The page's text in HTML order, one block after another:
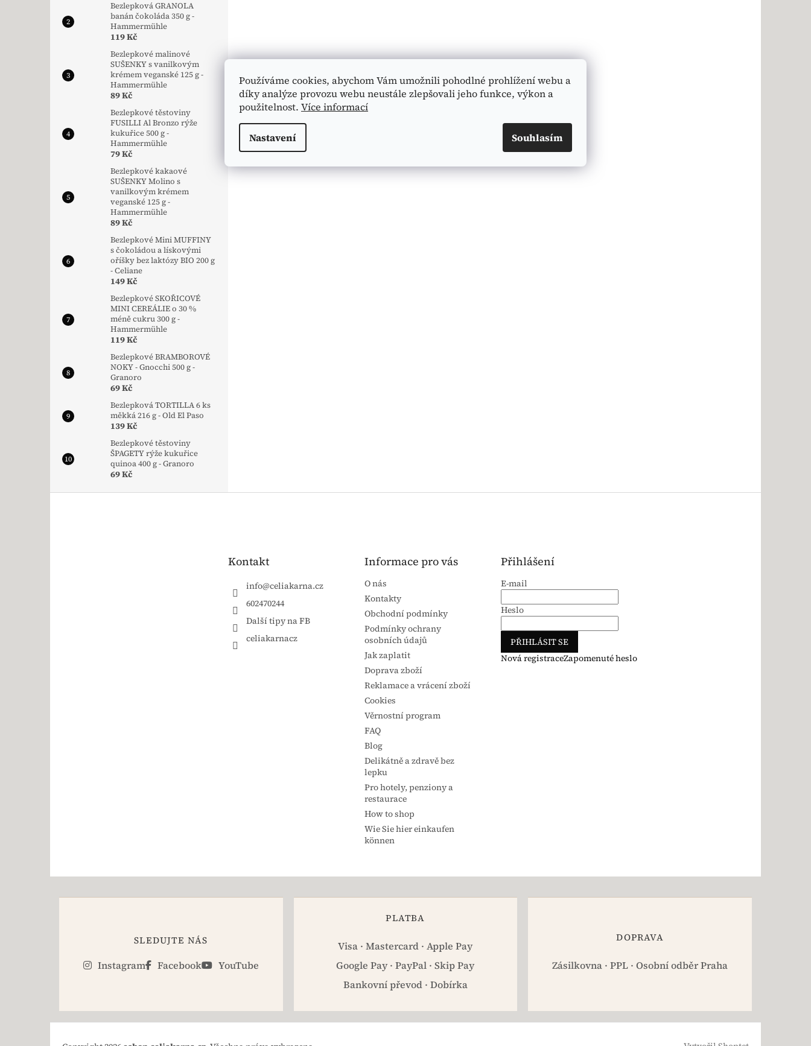
Používáme cookies, abychom Vám umožnili pohodlné prohlížení webu a
díky analýze provozu webu neustále zlepšovali jeho funkce, výkon a
použitelnost. Více informací
Nastavení Souhlasím
Bezlepková GRANOLA
banán čokoláda 350 g -
Hammermühle
119 Kč
Bezlepkové malinové
SUŠENKY s vanilkovým
krémem veganské 125 g -
Hammermühle
89 Kč
Bezlepkové těstoviny
FUSILLI Al Bronzo rýže
kukuřice 500 g -
Hammermühle
79 Kč
Bezlepkové kakaové
SUŠENKY Molino s
vanilkovým krémem
veganské 125 g -
Hammermühle
89 Kč
Bezlepkové Mini MUFFINY
s čokoládou a lískovými
oříšky bez laktózy BIO 200 g
- Celiane
149 Kč
Bezlepkové SKOŘICOVÉ
MINI CEREÁLIE o 30 %
méně cukru 300 g -
Hammermühle
119 Kč
Bezlepkové BRAMBOROVÉ
NOKY - Gnocchi 500 g -
Granoro
69 Kč
Bezlepková TORTILLA 6 ks
měkká 216 g - Old El Paso
139 Kč
Bezlepkové těstoviny
ŠPAGETY rýže kukuřice
quinoa 400 g - Granoro
69 Kč
Kontakt
info@celiakarna.cz
602470244
Další tipy na FB
celiakarnacz
Informace pro vás
O nás
Kontakty
Obchodní podmínky
Podmínky ochrany
osobních údajů
Jak zaplatit
Doprava zboží
Reklamace a vrácení zboží
Cookies
Věrnostní program
FAQ
Blog
Delikátně a zdravě bez
lepku
Pro hotely, penziony a
restaurace
How to shop
Wie Sie hier einkaufen
können
Přihlášení
E-mail
Heslo
PŘIHLÁSIT SE
Nová registraceZapomenuté heslo
SLEDUJTE NÁS
Instagram Facebook YouTube
PLATBA
Visa · Mastercard · Apple Pay
Google Pay · PayPal · Skip Pay
Bankovní převod · Dobírka
DOPRAVA
Zásilkovna · PPL · Osobní odběr Praha